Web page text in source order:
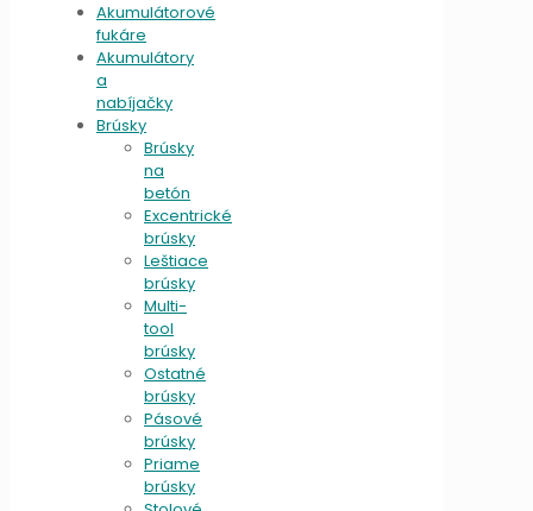
Akumulátorové
fukáre
Akumulátory
a
nabíjačky
Brúsky
Brúsky
na
betón
Excentrické
brúsky
Leštiace
brúsky
Multi-
tool
brúsky
Ostatné
brúsky
Pásové
brúsky
Priame
brúsky